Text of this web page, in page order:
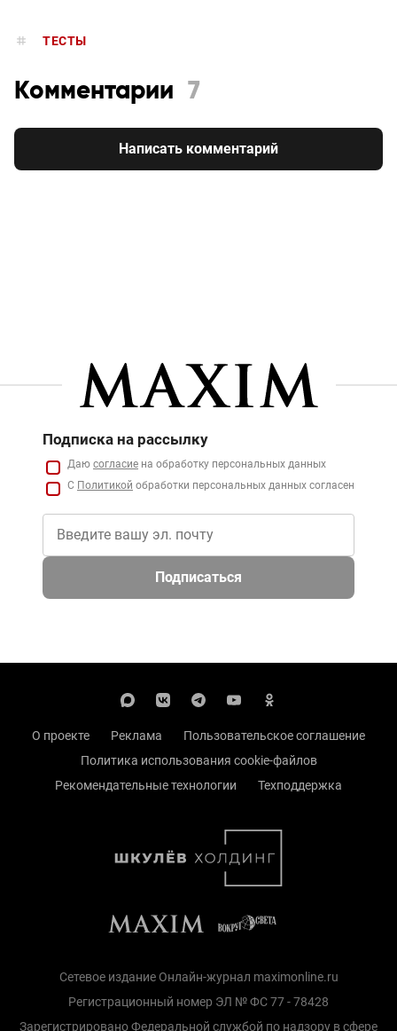
ТЕСТЫ
Комментарии 7
Написать комментарий
Подписка на рассылку
Даю согласие на обработку персональных данных
С Политикой обработки персональных данных согласен
Подписаться
О проекте Реклама
Пользовательское соглашение
Политика использования cookie-файлов
Рекомендательные технологии
Техподдержка
Сетевое издание Онлайн-журнал maximonline.ru
Регистрационный номер ЭЛ № ФС 77 - 78428
Зарегистрировано Федеральной службой по надзору в сфере